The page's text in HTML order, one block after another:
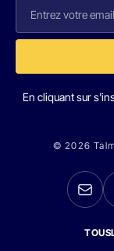
En cliquant sur
© 2026